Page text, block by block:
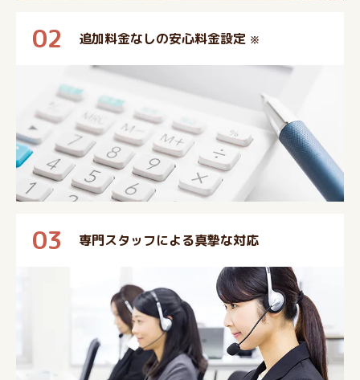
02 追加料金なしの安心料金設定 ※
03 専門スタッフによる真摯な対応